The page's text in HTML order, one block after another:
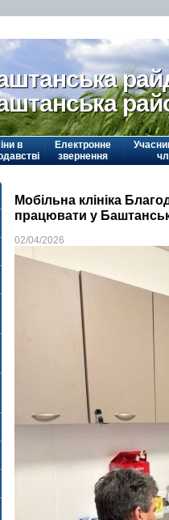
в
Електронне
звернення
Мобільна клініка
працювати у
02/04/2026